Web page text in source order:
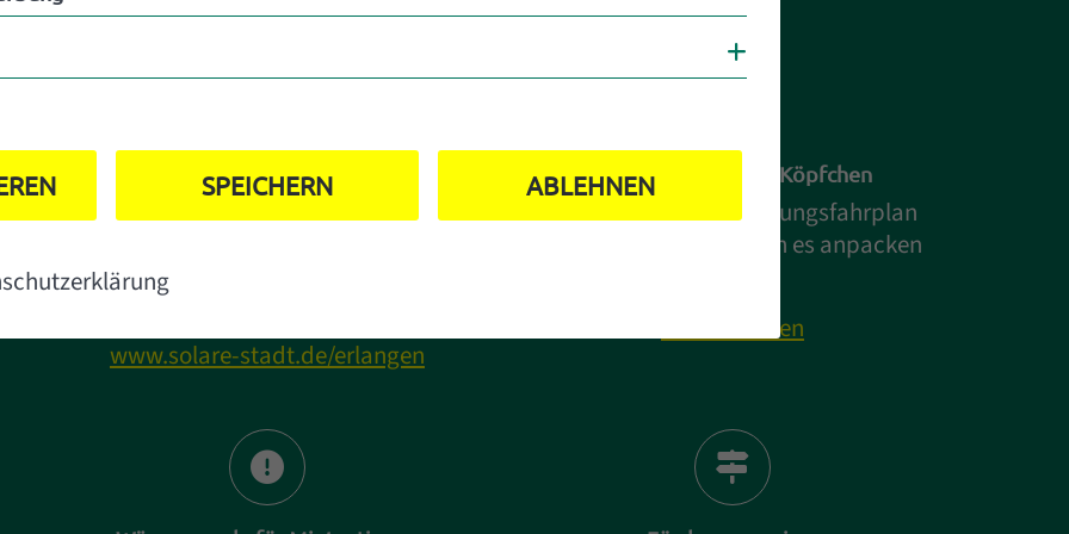
Was bei der Planung einer Solaranlage
wichtig ist
Erlangen und Landkreis Erlangen-
Höchstadt gibt es wertvolle Tipps!
www.solare-stadt.de/erlangen
Modernisieren mit Köpfchen
Der Individuelle Sanierungsfahrplan
(iSFP) zeigt dir, wie man es anpacken
Mehr erfahren
SPEICHERN ABLEHNEN